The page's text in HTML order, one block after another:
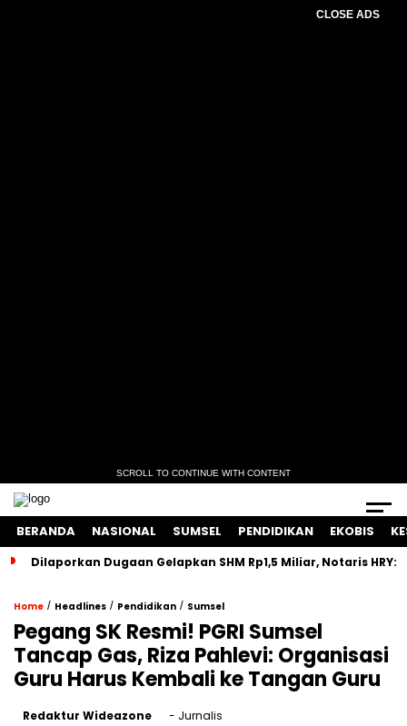
CLOSE ADS
SCROLL TO CONTINUE WITH CONTENT
BERANDA NASIONAL SUMSEL PENDIDIKAN EKOBIS
Dilaporkan Dugaan Gelapkan SHM Rp1,5 Miliar, Notaris
Home / Headlines / Pendidikan / Sumsel
Pegang SK Resmi! PGRI Sumsel
Tancap Gas, Riza Pahlevi: Organisasi
Guru Harus Kembali ke Tangan Guru
Redaktur Wideazone
- Jurnalis